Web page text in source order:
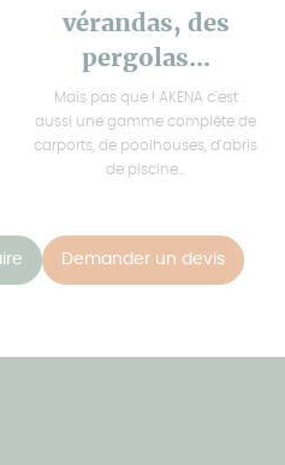
vérandas, des
pergolas...
Mais pas que ! AKENA c'est
aussi une gamme complète de
carports, de poolhouses, d'abris
de piscine...
Demander un devis